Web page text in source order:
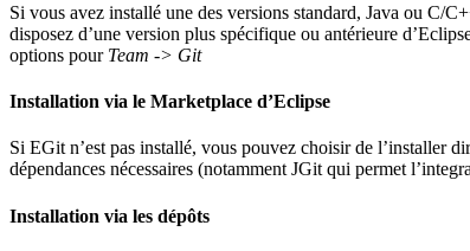
Si vous avez installé une des versions standard, Java ou C/
disposez d’une version plus spécifique ou antérieure
options pour Team -> Git
Installation via le Marketplace d’Eclipse
Si EGit n’est pas installé, vous pouvez choisir de l’installer
dépendances nécessaires (notamment JGit qui permet
Installation via les dépôts